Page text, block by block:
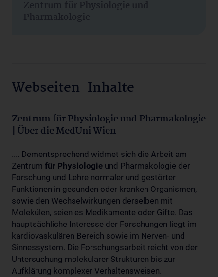
Zentrum für Physiologie und
Pharmakologie
Webseiten-Inhalte
Zentrum für Physiologie und Pharmakologie
| Über die MedUni Wien
.... Dementsprechend widmet sich die Arbeit am
Zentrum für Physiologie und Pharmakologie der
Forschung und Lehre normaler und gestörter
Funktionen in gesunden oder kranken Organismen,
sowie den Wechselwirkungen derselben mit
Molekülen, seien es Medikamente oder Gifte. Das
hauptsächliche Interesse der Forschungen liegt im
kardiovaskulären Bereich sowie im Nerven- und
Sinnessystem. Die Forschungsarbeit reicht von der
Untersuchung molekularer Strukturen bis zur
Aufklärung komplexer Verhaltensweisen.